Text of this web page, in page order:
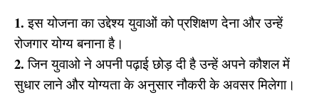
1. इस योजना का उद्देश्य युवाओं को प्रशिक्षण देना और उन्हें
रोजगार योग्य बनाना है।
2. जिन युवाओ ने अपनी पढ़ाई छोड़ दी है उन्हें अपने कौशल में
सुधार लाने और योग्यता के अनुसार नौकरी के अवसर मिलेगा।